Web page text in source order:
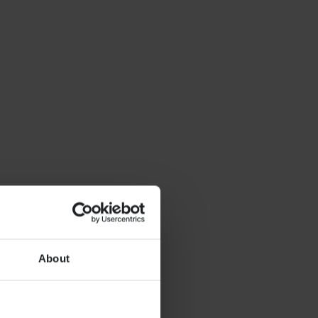
About